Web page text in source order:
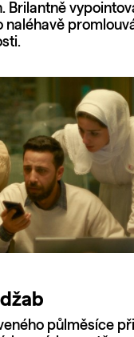
Brilantně
naléhavě
půlměsíce